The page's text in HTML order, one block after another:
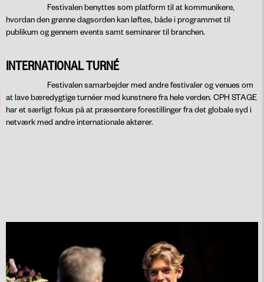
Festivalen benyttes som platform til at kommunikere,
hvordan den grønne dagsorden kan løftes, både i programmet til
publikum og gennem events samt seminarer til branchen.
INTERNATIONAL TURNÉ
Festivalen samarbejder med andre festivaler og venues om
at lave bæredygtige turnéer med kunstnere fra hele verden. CPH STAGE
har et særligt fokus på at præsentere forestillinger fra det globale syd i
netværk med andre internationale aktører.